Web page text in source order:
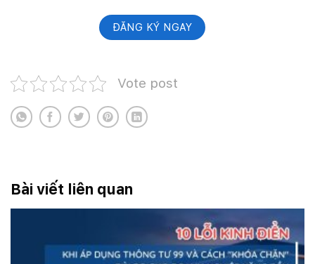
ĐĂNG KÝ NGAY
Vote post
Bài viết liên quan